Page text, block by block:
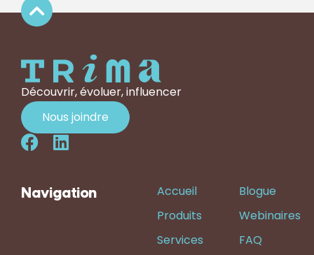
Découvrir, évoluer, influencer
Nous joindre
Navigation
Accueil
Produits
Services
Blogue
Webinaires
FAQ